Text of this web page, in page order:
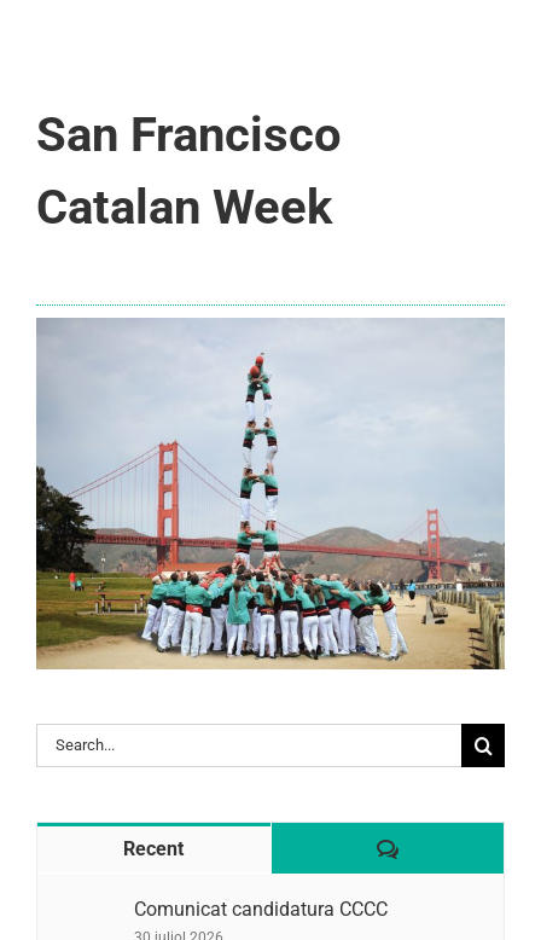
San Francisco
Catalan Week
Search
for:
Recent Comentaris
Comunicat candidatura CCCC